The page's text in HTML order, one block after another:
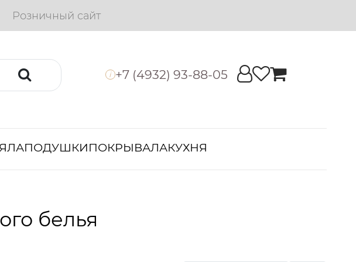
Розничный сайт
i +7 (4932) 93-88-05
ПОДУШКИПОКРЫВАЛАКУХНЯ
белья